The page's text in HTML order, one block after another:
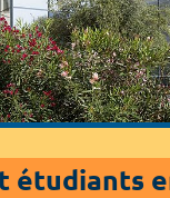
étudiants